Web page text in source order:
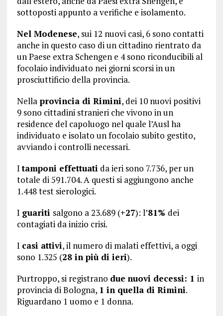
sottoposti appunto a verifiche e isolamento.
Nel Modenese, sui 12 nuovi casi, 6 sono contatti
anche in questo caso di un cittadino rientrato da
un Paese extra Schengen e 4 sono riconducibili al
focolaio individuato nei giorni scorsi in un
prosciuttificio della provincia.
Nella provincia di Rimini, dei 10 nuovi positivi
9 sono cittadini stranieri che vivono in un
residence del capoluogo nel quale l’Ausl ha
individuato e isolato un focolaio subito gestito,
avviando i controlli necessari.
Itamponi effettuati da ieri sono 7.736, per un
totale di 591.704. A questi si aggiungono anche
1.448 test sierologici.
I guariti salgono a 23.689 (+27): l’81% dei
contagiati da inizio crisi.
I casi attivi, il numero di malati effettivi, a oggi
sono 1.325 (28 in più di ieri).
Purtroppo, si registrano due nuovi decessi: 1 in
provincia di Bologna, 1 in quella di Rimini.
Riguardano 1 uomo e 1 donna.